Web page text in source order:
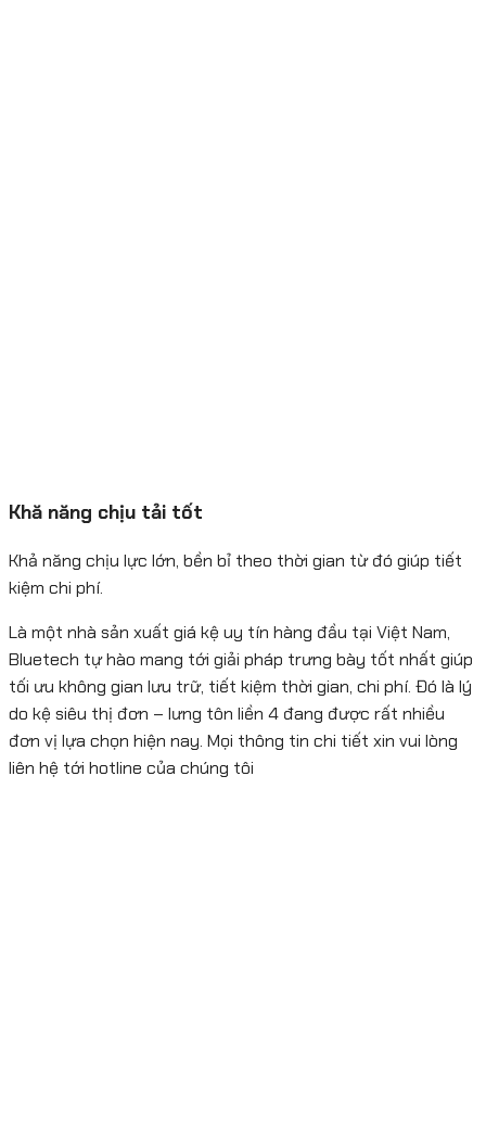
Khă năng chịu tải tốt
Khả năng chịu lực lớn, bền bỉ theo thời gian từ đó giúp tiết
kiệm chi phí.
Là một nhà sản xuất giá kệ uy tín hàng đầu tại Việt Nam,
Bluetech tự hào mang tới giải pháp trưng bày tốt nhất giúp
tối ưu không gian lưu trữ, tiết kiệm thời gian, chi phí. Đó là lý
do kệ siêu thị đơn – lưng tôn liền 4 đang được rất nhiều
đơn vị lựa chọn hiện nay. Mọi thông tin chi tiết xin vui lòng
liên hệ tới hotline của chúng tôi